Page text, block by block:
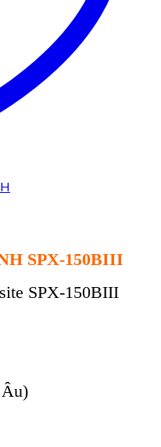
SPX-150BIII
SPX-150BIII